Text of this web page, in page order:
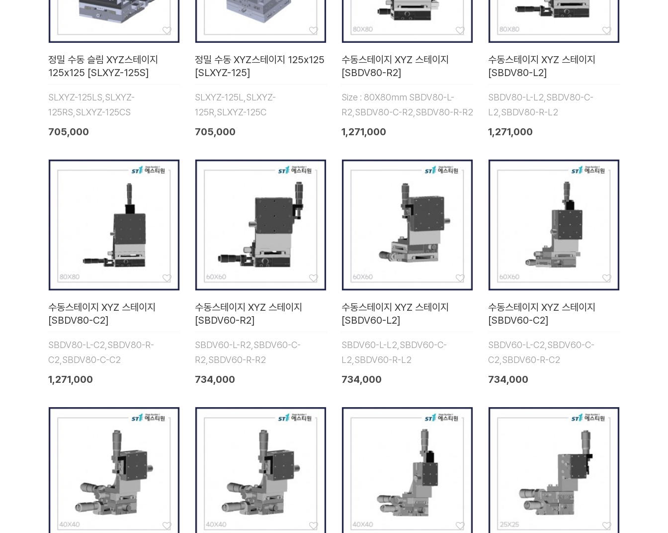
정밀 수동 슬림 XYZ스테이지
125x125 [SLXYZ-125S]
SLXYZ-125LS,SLXYZ-
125RS,SLXYZ-125CS
705,000
정밀 수동 XYZ스테이지 125x125
[SLXYZ-125]
SLXYZ-125L,SLXYZ-
125R,SLXYZ-125C
705,000
수동스테이지 XYZ 스테이지
[SBDV80-R2]
Size : 80X80mm SBDV80-L-
R2,SBDV80-C-R2,SBDV80-R-R2
1,271,000
수동스테이지 XYZ 스테이지
[SBDV80-L2]
SBDV80-L-L2,SBDV80-C-
L2,SBDV80-R-L2
1,271,000
수동스테이지 XYZ 스테이지
[SBDV80-C2]
SBDV80-L-C2,SBDV80-R-
C2,SBDV80-C-C2
1,271,000
수동스테이지 XYZ 스테이지
[SBDV60-R2]
SBDV60-L-R2,SBDV60-C-
R2,SBDV60-R-R2
734,000
수동스테이지 XYZ 스테이지
[SBDV60-L2]
SBDV60-L-L2,SBDV60-C-
L2,SBDV60-R-L2
734,000
수동스테이지 XYZ 스테이지
[SBDV60-C2]
SBDV60-L-C2,SBDV60-C-
C2,SBDV60-R-C2
734,000